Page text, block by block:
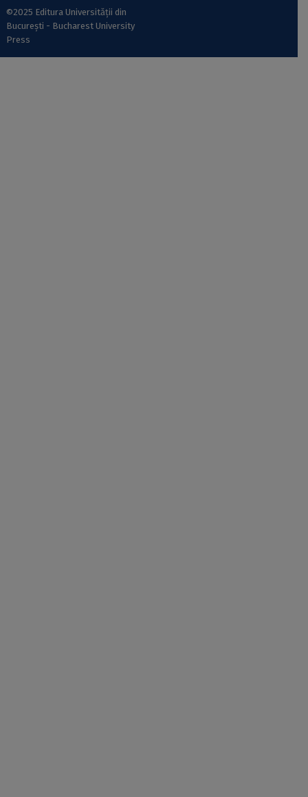
©2025 Editura Universității din
București - Bucharest University
Press